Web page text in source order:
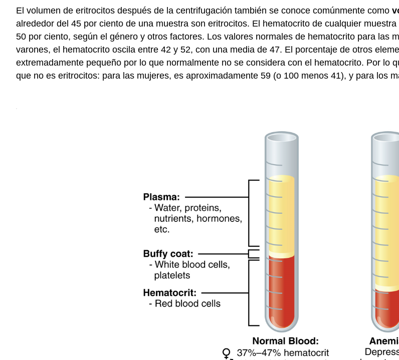
El volumen de eritrocitos después de la centrifugación también se conoce comúnmente como
alrededor del 45 por ciento de una muestra son eritrocitos. El hematocrito de cualquier
50 por ciento, según el género y otros factores. Los valores normales de hematocrito para las
varones, el hematocrito oscila entre 42 y 52, con una media de 47. El porcentaje de otros
extremadamente pequeño por lo que normalmente no se considera con el hematocrito. Por lo
que no es eritrocitos: para las mujeres, es aproximadamente 59 (o 100 menos 41), y para los